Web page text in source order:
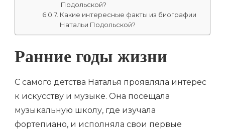
Подольской?
Какие интересные факты из биографии
Натальи Подольской?
Ранние годы жизни
С самого детства Наталья проявляла интерес
к искусству и музыке. Она посещала
музыкальную школу, где изучала
фортепиано, и исполняла свои первые